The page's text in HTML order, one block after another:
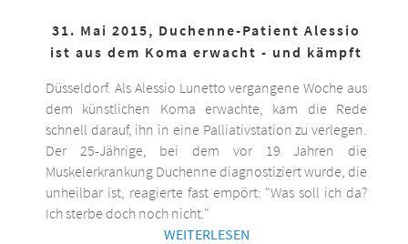
31. Mai 2015, Duchenne-Patient Alessio
ist aus dem Koma erwacht - und kämpft
Düsseldorf. Als Alessio Lunetto vergangene Woche aus
dem künstlichen Koma erwachte, kam die Rede
schnell darauf, ihn in eine Palliativstation zu verlegen.
Der 25-Jährige, bei dem vor 19 Jahren die
Muskelerkrankung Duchenne diagnostiziert wurde, die
unheilbar ist, reagierte fast empört: "Was soll ich da?
Ich sterbe doch noch nicht."
WEITERLESEN